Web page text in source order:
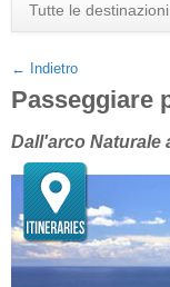
Tutte le destinazioni
← Indietro
Passeggiare
Dall'arco Naturale
−